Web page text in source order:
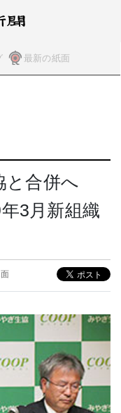
最新の紙面
と合併へ
3月新組織